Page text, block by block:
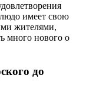
имеет свою
жителями,
много нового о
до